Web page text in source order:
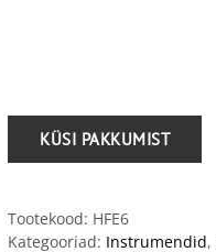
Tootekood: HFE6
Kategooriad: Instrumendid,